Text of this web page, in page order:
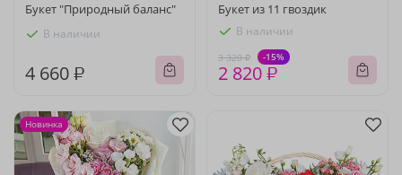
Букет "Природный баланс"
В наличии
4 660 ₽
Букет из 11 гвоздик
В наличии
3 320 ₽ -15%
2 820 ₽
Новинка